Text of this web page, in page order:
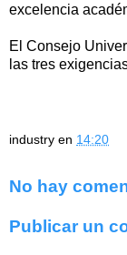
excelencia
El Consejo
las tres
industry en 14:20
No hay
Publicar un